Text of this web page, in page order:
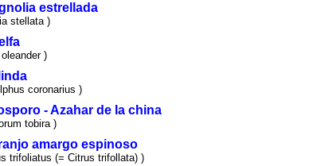
estrellada
stellata )
)
coronarius )
- Azahar de la china
tobira )
amargo espinoso
trifoliatus (= Citrus trifollata) )